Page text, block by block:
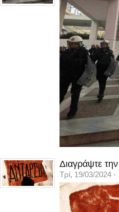
Διαγράψτε
Τρί, 19/03/2024 -